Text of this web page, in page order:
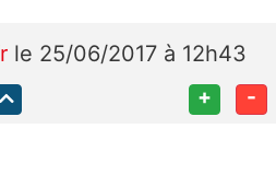
le 25/06/2017 à 12h43
+ -